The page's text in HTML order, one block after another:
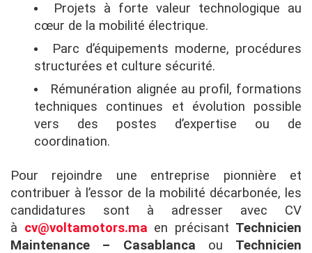
Projets à forte valeur technologique au
cœur de la mobilité électrique.
Parc d’équipements moderne, procédures
structurées et culture sécurité.
Rémunération alignée au profil, formations
techniques continues et évolution possible
vers des postes d’expertise ou de
coordination.
Pour rejoindre une entreprise pionnière et
contribuer à l’essor de la mobilité décarbonée, les
candidatures sont à adresser avec CV
à cv@voltamotors.ma en précisant Technicien
Maintenance – Casablanca ou Technicien